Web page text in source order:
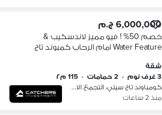
6,000,000 ج.م
خصم 50% ! فيو مميز لاندسكيب &
Water Feature امام الرحاب كمبوند تاج
Marriott
شقة
3 غرف نوم
• 2 حمامات • 115 م٢
كومباوند تاج سيتي، التجمع الاول
منذ 2 ساعات